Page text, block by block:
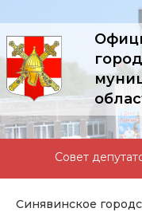
Совет
Синявинское